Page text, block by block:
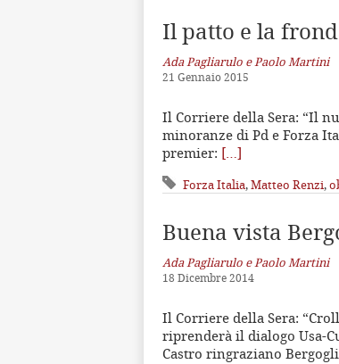
Il patto e la
Ada Pagliarulo e Paolo Martini
21 Gennaio 2015
Il Corriere della Sera: “Il
minoranze di Pd e Forza
premier: […]
Forza Italia,Matteo Renzi,
Buena vista
Ada Pagliarulo e Paolo Martini
18 Dicembre 2014
Il Corriere della Sera:
riprenderà il dialogo Usa-
Castro ringraziano